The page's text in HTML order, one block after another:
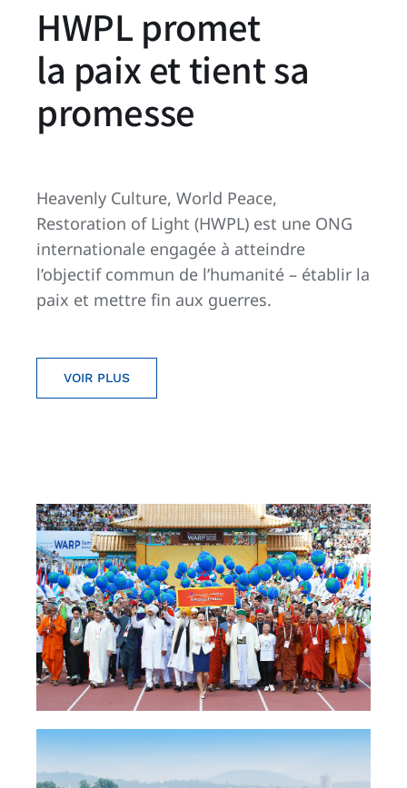
HWPL promet
la paix et tient sa
promesse
Heavenly Culture, World Peace,
Restoration of Light (HWPL) est une ONG
internationale engagée à atteindre
l’objectif commun de l’humanité – établir la
paix et mettre fin aux guerres.
VOIR PLUS